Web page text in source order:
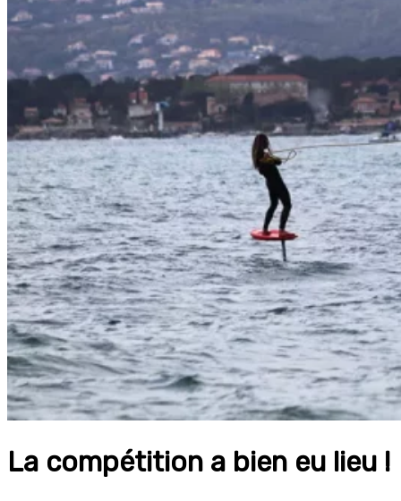
La compétition a bien eu lieu !